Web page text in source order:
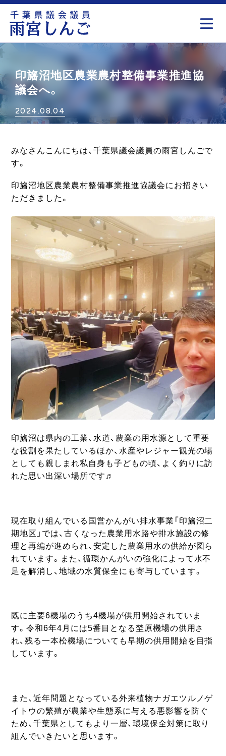
印旛沼地区農業農村整備事業推進協
議会へ。
2024.08.04
みなさんこんにちは、千葉県議会議員の雨宮しんごで
す。
印旛沼地区農業農村整備事業推進協議会にお招きい
ただきました。
印旛沼は県内の工業、水道、農業の用水源として重要
な役割を果たしているほか、水産やレジャー観光の場
としても親しまれ私自身も子どもの頃、よく釣りに訪
れた思い出深い場所です♬
現在取り組んでいる国営かんがい排水事業「印旛沼二
期地区」では、古くなった農業用水路や排水施設の修
理と再編が進められ、安定した農業用水の供給が図ら
れています。また、循環かんがいの強化によって水不
足を解消し、地域の水質保全にも寄与しています。
既に主要6機場のうち4機場が供用開始されていま
す。令和6年4月には5番目となる埜原機場の供用さ
れ、残る一本松機場についても早期の供用開始を目指
しています。
また、近年問題となっている外来植物ナガエツルノゲ
イトウの繁殖が農業や生態系に与える悪影響を防ぐ
ため、千葉県としてもより一層、環境保全対策に取り
組んでいきたいと思います。